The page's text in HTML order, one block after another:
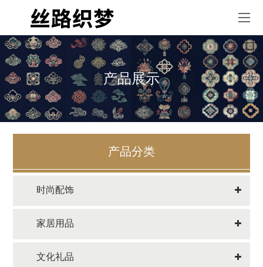
产品展示
产品分类
时尚配饰
家居用品
文化礼品